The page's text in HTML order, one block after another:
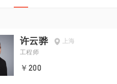
许云骅
上海
工程师
￥200